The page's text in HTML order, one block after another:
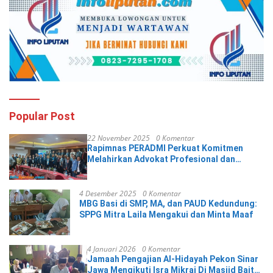
Popular Post
22 November 2025 0 Komentar
Rapimnas PERADMI Perkuat Komitmen
Melahirkan Advokat Profesional dan
4 Desember 2025 0 Komentar
MBG Basi di SMP, MA, dan PAUD Kedundung:
SPPG Mitra Laila Mengakui dan Minta Maaf
4 Januari 2026 0 Komentar
Jamaah Pengajian Al-Hidayah Pekon Sinar
Jawa Mengikuti Isra Mikraj Di Masjid Baitul